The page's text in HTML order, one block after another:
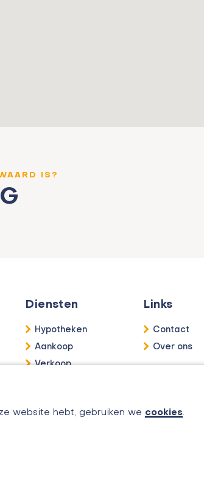
IS?
website hebt, gebruiken we cookies.
Diensten
Hypotheken
Aankoop
Verkoop
Links
Contact
Over ons